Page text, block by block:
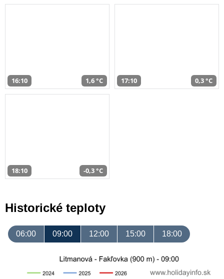
16:10 1,6 °C 17:10 0,3 °C
18:10 -0,3 °C
Historické teploty
06:00 09:00 12:00 15:00 18:00